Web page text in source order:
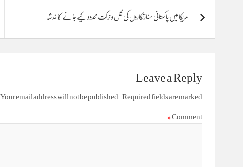
navigation
امریکا میں پاکستانی سفارتکاروں کی نقل وحرکت محدود کیے جانے کا خدشہ
Leave a Reply
Your email address will not be published. Required fields are marked
Comment
*